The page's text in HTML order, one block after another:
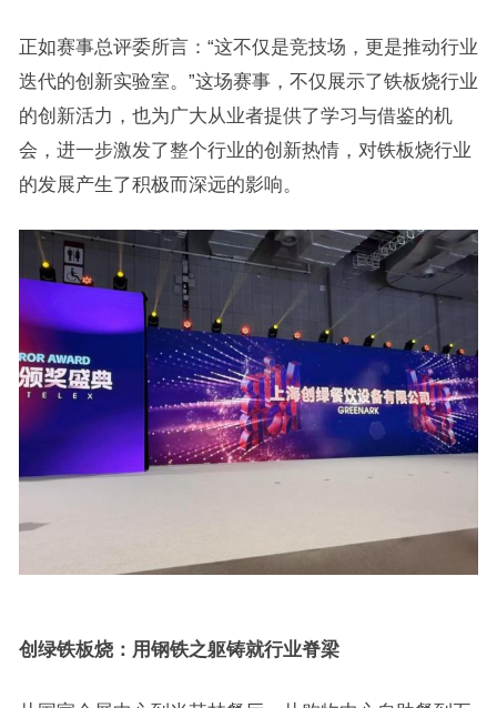
正如赛事总评委所言：“这不仅是竞技场，更是推动行业
迭代的创新实验室。”这场赛事，不仅展示了铁板烧行业
的创新活力，也为广大从业者提供了学习与借鉴的机
会，进一步激发了整个行业的创新热情，对铁板烧行业
的发展产生了积极而深远的影响。
创绿铁板烧：用钢铁之躯铸就行业脊梁